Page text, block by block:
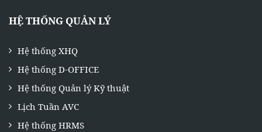
HỆ THỐNG QUẢN LÝ
Hệ thống XHQ
Hệ thống D-OFFICE
Hệ thống Quản lý Kỹ thuật
Lịch Tuần AVC
Hệ thống HRMS